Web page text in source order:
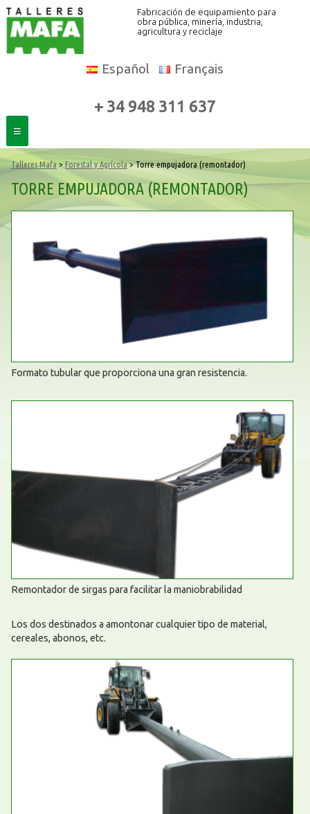
Fabricación de equipamiento para
obra pública, minería, industria,
agricultura y reciclaje
Español Français
+ 34 948 311 637
≡
Talleres Mafa>Forestal y Agrícola> Torre empujadora (remontador)
TORRE EMPUJADORA (REMONTADOR)
Formato tubular que proporciona una gran resistencia.
Remontador de sirgas para facilitar la maniobrabilidad
Los dos destinados a amontonar cualquier tipo de material,
cereales, abonos, etc.